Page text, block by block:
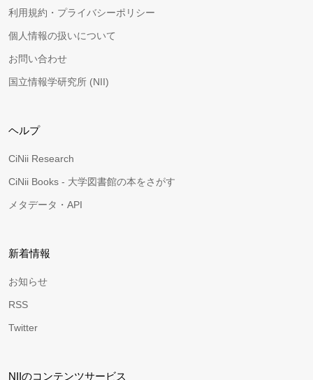
利用規約・プライバシーポリシー
個人情報の扱いについて
お問い合わせ
国立情報学研究所 (NII)
ヘルプ
CiNii Research
CiNii Books - 大学図書館の本をさがす
メタデータ・API
新着情報
お知らせ
RSS
Twitter
NIIのコンテンツサービス